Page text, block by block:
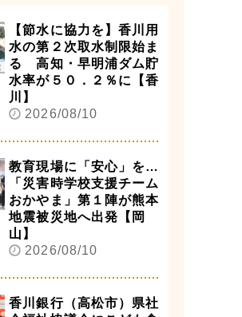
【節水に協力を】香川用
水の第２次取水制限始ま
る 高知・早明浦ダム貯
水率が５０．２％に【香
川】
2026/08/10
教育現場に「安心」を…
「災害時学校支援チーム
おかやま」第１陣が熊本
地震被災地へ出発【岡
山】
2026/08/10
香川銀行（高松市）県社